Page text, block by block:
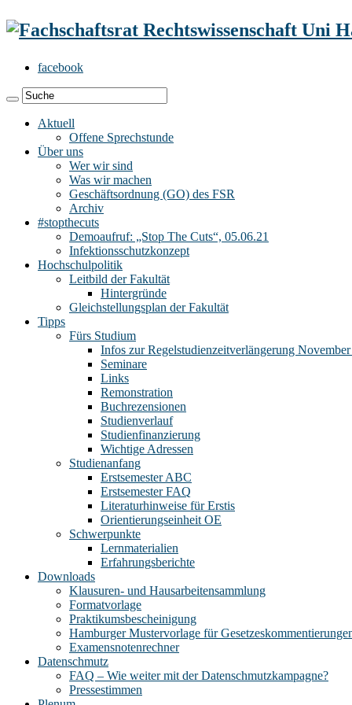
facebook
Aktuell
Offene Sprechstunde
Über uns
Wer wir sind
Was wir machen
Geschäftsordnung (GO) des FSR
Archiv
#stopthecuts
Demoaufruf: „Stop The Cuts“, 05.06.21
Infektionsschutzkonzept
Hochschulpolitik
Leitbild der Fakultät
Hintergründe
Gleichstellungsplan der Fakultät
Tipps
Fürs Studium
Infos zur Regelstudienzeitverlängerung
Seminare
Links
Remonstration
Buchrezensionen
Studienverlauf
Studienfinanzierung
Wichtige Adressen
Studienanfang
Erstsemester ABC
Erstsemester FAQ
Literaturhinweise für Erstis
Orientierungseinheit OE
Schwerpunkte
Lernmaterialien
Erfahrungsberichte
Downloads
Klausuren- und Hausarbeitensammlung
Formatvorlage
Praktikumsbescheinigung
Hamburger Mustervorlage für
Examensnotenrechner
Datenschmutz
FAQ – Wie weiter mit der Datenschmutzkampagne?
Pressestimmen